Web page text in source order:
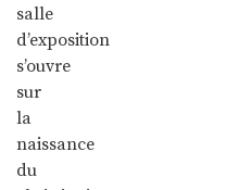
salle
d’exposition
s’ouvre
sur
la
naissance
du